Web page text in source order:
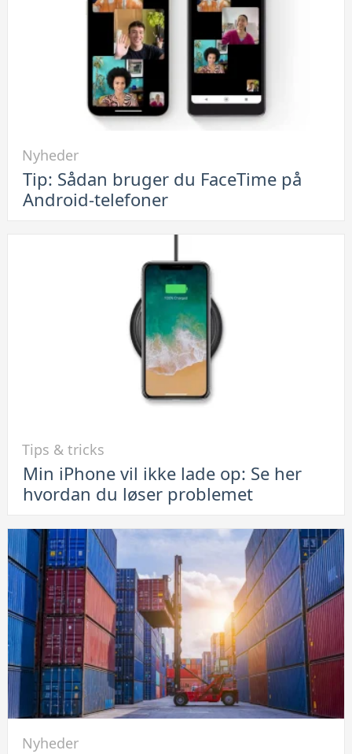
Tip:
Sådan
Nyheder
Tip: Sådan bruger du FaceTime på
Android-telefoner
Min
iPhone
ikke
lade
op:
Se
her
hvordan
du
løser
problemet
Tips & tricks
Min iPhone vil ikke lade op: Se her
hvordan du løser problemet
Nyheder